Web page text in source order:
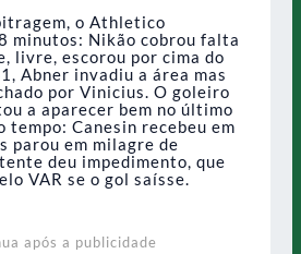
o Athletico
minutos: Nikão cobrou falta
livre, escorou por cima do
Abner invadiu a área mas
por Vinicius. O goleiro
a aparecer bem no último
tempo: Canesin recebeu em
parou em milagre de
deu impedimento, que
VAR se o gol saísse.
após a publicidade